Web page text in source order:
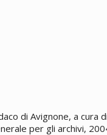
di Avignone, a cura
per gli archivi,